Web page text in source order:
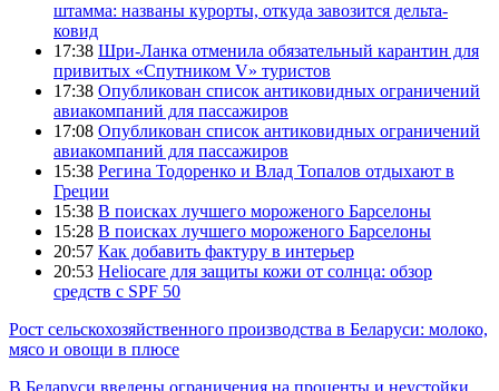
штамма: названы курорты, откуда завозится дельта-
ковид
17:38 Шри-Ланка отменила обязательный карантин для
привитых «Спутником V» туристов
17:38 Опубликован список антиковидных ограничений
авиакомпаний для пассажиров
17:08 Опубликован список антиковидных ограничений
авиакомпаний для пассажиров
15:38 Регина Тодоренко и Влад Топалов отдыхают в
Греции
15:38 В поисках лучшего мороженого Барселоны
15:28 В поисках лучшего мороженого Барселоны
20:57 Как добавить фактуру в интерьер
20:53 Heliocare для защиты кожи от солнца: обзор
средств с SPF 50
Рост сельскохозяйственного производства в Беларуси: молоко,
мясо и овощи в плюсе
В Беларуси введены ограничения на проценты и неустойки